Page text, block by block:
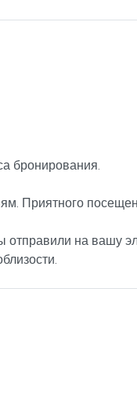
бронирования.
Приятного
на вашу